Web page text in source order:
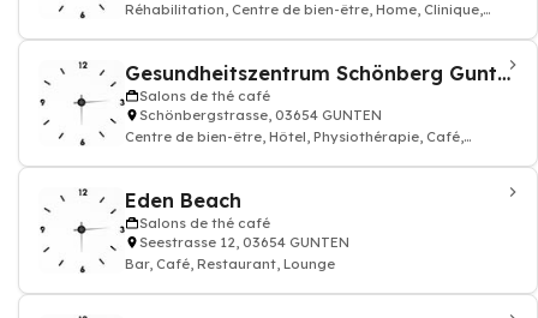
Réhabilitation, Centre de bien-être, Home, Clinique,
Gesundheitszentrum Schönberg Gunten AG
Salons de thé café
Schönbergstrasse, 03654 GUNTEN
Centre de bien-être, Hôtel, Physiothérapie, Café,
Eden Beach
Salons de thé café
Seestrasse 12, 03654 GUNTEN
Bar, Café, Restaurant, Lounge